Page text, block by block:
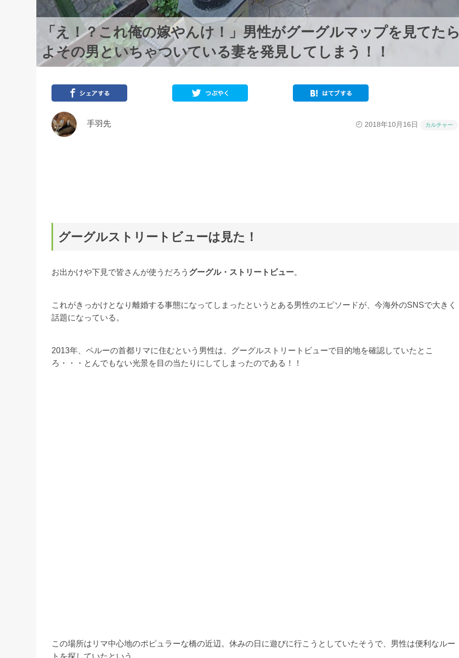
「え！？これ俺の嫁やんけ！」男性がグーグルマップを見てたら
よその男といちゃついている妻を発見してしまう！！
手羽先 2018年10月16日 カルチャー
グーグルストリートビューは見た！
お出かけや下見で皆さんが使うだろう グーグル・ストリートビュー。
これがきっかけとなり離婚する事態になってしまったというとある男性のエピソードが、今海外のSNSで大きく
話題になっている。
2013年、ペルーの首都リマに住むという男性は、グーグルストリートビューで目的地を確認していたとこ
ろ・・・とんでもない光景を目の当たりにしてしまったのである！！
この場所はリマ中心地のポピュラーな橋の近辺。休みの日に遊びに行こうとしていたそうで、男性は便利なルー
トを探していたという。